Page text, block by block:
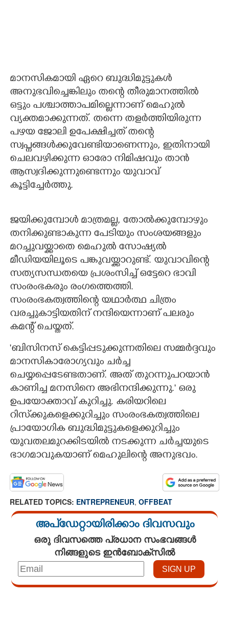
മാനസികമായി ഏറെ ബുദ്ധിമുട്ടുകൾ
അനുഭവിച്ചെങ്കിലും തന്റെ തീരുമാനത്തിൽ
ഒട്ടും പശ്ചാത്താപമില്ലെന്നാണ് മെഹുൽ
വ്യക്തമാക്കുന്നത്. തന്നെ തളർത്തിയിരുന്ന
പഴയ ജോലി ഉപേക്ഷിച്ചത് തന്റെ
സ്വപ്നങ്ങൾക്കുവേണ്ടിയാണെന്നും, ഇതിനായി
ചെലവഴിക്കുന്ന ഓരോ നിമിഷവും താൻ
ആസ്വദിക്കുന്നുണ്ടെന്നും യുവാവ്
കൂട്ടിച്ചേർത്തു.
ജയിക്കുമ്പോൾ മാത്രമല്ല, തോൽക്കുമ്പോഴും
തനിക്കുണ്ടാകുന്ന പേടിയും സംശയങ്ങളും
മറച്ചുവയ്ക്കാതെ മെഹുൽ സോഷ്യൽ
മീഡിയയിലൂടെ പങ്കുവയ്ക്കാറുണ്ട്. യുവാവിന്റെ
സത്യസന്ധതയെ പ്രശംസിച്ച് ഒട്ടേറെ ഭാവി
സംരംഭകരും രംഗത്തെത്തി.
സംരംഭകത്വത്തിന്റെ യഥാർത്ഥ ചിത്രം
വരച്ചുകാട്ടിയതിന് നന്ദിയെന്നാണ് പലരും
കമന്റ് ചെയ്തത്.
'ബിസിനസ് കെട്ടിപ്പടുക്കുന്നതിലെ സമ്മർദ്ദവും
മാനസികാരോഗ്യവും ചർച്ച
ചെയ്യപ്പെടേണ്ടതാണ്. അത് തുറന്നുപറയാൻ
കാണിച്ച മനസിനെ അഭിനന്ദിക്കുന്നു.' ഒരു
ഉപയോക്താവ് കുറിച്ചു. കരിയറിലെ
റിസ്‌ക്കുകളെക്കുറിച്ചും സംരംഭകത്വത്തിലെ
പ്രായോഗിക ബുദ്ധിമുട്ടുകളെക്കുറിച്ചും
യുവതലമുറക്കിടയിൽ നടക്കുന്ന ചർച്ചയുടെ
ഭാഗമാവുകയാണ് മെഹുലിന്റെ അനുഭവം.
RELATED TOPICS: ENTREPRENEUR, OFFBEAT
അപ്ഡേറ്റായിരിക്കാം ദിവസവും
ഒരു ദിവസത്തെ പ്രധാന സംഭവങ്ങൾ
നിങ്ങളുടെ ഇൻബോക്സിൽ